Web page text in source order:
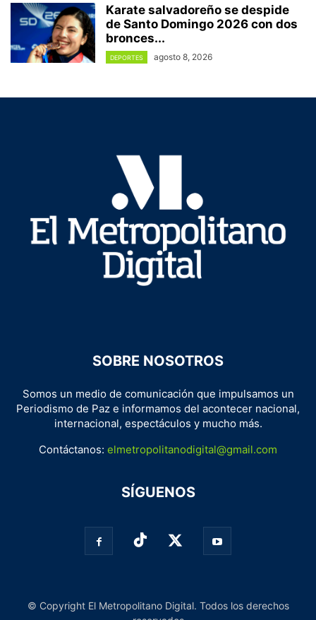
Karate salvadoreño se despide
de Santo Domingo 2026 con dos
bronces...
DEPORTES agosto 8, 2026
SOBRE NOSOTROS
Somos un medio de comunicación que impulsamos un
Periodismo de Paz e informamos del acontecer nacional,
internacional, espectáculos y mucho más.
Contáctanos: elmetropolitanodigital@gmail.com
SÍGUENOS
© Copyright El Metropolitano Digital. Todos los derechos